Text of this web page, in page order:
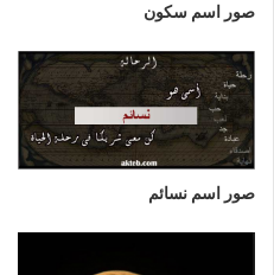
صور اسم سكون
صور اسم نسائم